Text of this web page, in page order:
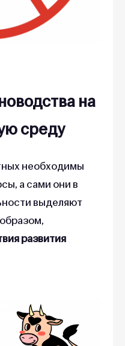
на
среду
необходимы
а сами они в
выделяют
развития